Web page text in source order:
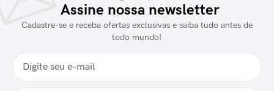
Assine nossa newsletter
Cadastre-se e receba ofertas exclusivas e saiba tudo antes de
todo mundo!